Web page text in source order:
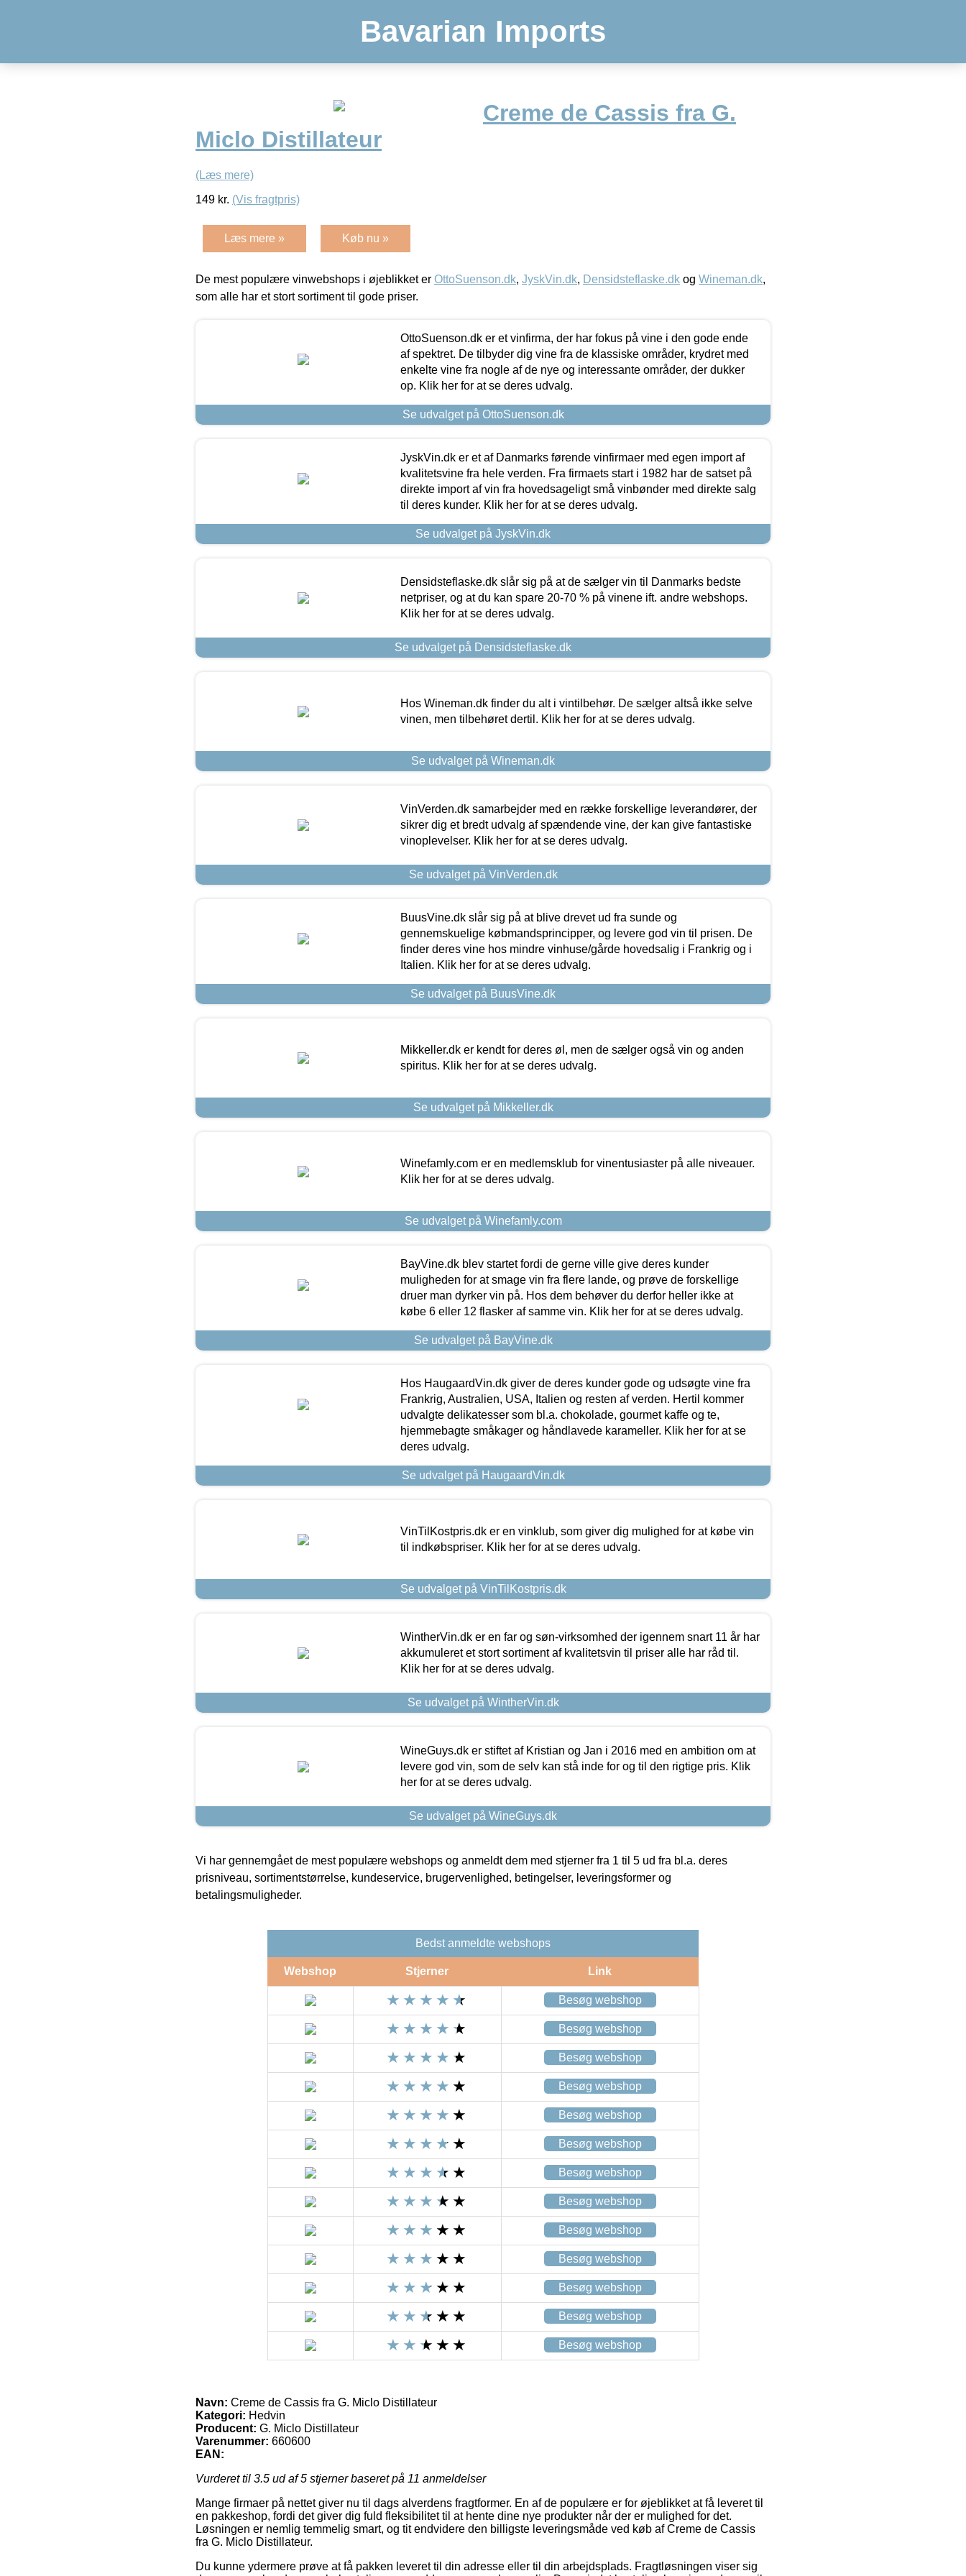
Bavarian Imports
Creme de Cassis fra G.
Miclo Distillateur
(Læs mere)
149 kr. (Vis fragtpris)
Læs mere » Køb nu »
De mest populære vinwebshops i øjeblikket er OttoSuenson.dk, JyskVin.dk, Densidsteflaske.dk og Wineman.dk,
som alle har et stort sortiment til gode priser.
OttoSuenson.dk er et vinfirma, der har fokus på vine i den gode ende
af spektret. De tilbyder dig vine fra de klassiske områder, krydret med
enkelte vine fra nogle af de nye og interessante områder, der dukker
op. Klik her for at se deres udvalg.
Se udvalget på OttoSuenson.dk
JyskVin.dk er et af Danmarks førende vinfirmaer med egen import af
kvalitetsvine fra hele verden. Fra firmaets start i 1982 har de satset på
direkte import af vin fra hovedsageligt små vinbønder med direkte salg
til deres kunder. Klik her for at se deres udvalg.
Se udvalget på JyskVin.dk
Densidsteflaske.dk slår sig på at de sælger vin til Danmarks bedste
netpriser, og at du kan spare 20-70 % på vinene ift. andre webshops.
Klik her for at se deres udvalg.
Se udvalget på Densidsteflaske.dk
Hos Wineman.dk finder du alt i vintilbehør. De sælger altså ikke selve
vinen, men tilbehøret dertil. Klik her for at se deres udvalg.
Se udvalget på Wineman.dk
VinVerden.dk samarbejder med en række forskellige leverandører, der
sikrer dig et bredt udvalg af spændende vine, der kan give fantastiske
vinoplevelser. Klik her for at se deres udvalg.
Se udvalget på VinVerden.dk
BuusVine.dk slår sig på at blive drevet ud fra sunde og
gennemskuelige købmandsprincipper, og levere god vin til prisen. De
finder deres vine hos mindre vinhuse/gårde hovedsalig i Frankrig og i
Italien. Klik her for at se deres udvalg.
Se udvalget på BuusVine.dk
Mikkeller.dk er kendt for deres øl, men de sælger også vin og anden
spiritus. Klik her for at se deres udvalg.
Se udvalget på Mikkeller.dk
Winefamly.com er en medlemsklub for vinentusiaster på alle niveauer.
Klik her for at se deres udvalg.
Se udvalget på Winefamly.com
BayVine.dk blev startet fordi de gerne ville give deres kunder
muligheden for at smage vin fra flere lande, og prøve de forskellige
druer man dyrker vin på. Hos dem behøver du derfor heller ikke at
købe 6 eller 12 flasker af samme vin. Klik her for at se deres udvalg.
Se udvalget på BayVine.dk
Hos HaugaardVin.dk giver de deres kunder gode og udsøgte vine fra
Frankrig, Australien, USA, Italien og resten af verden. Hertil kommer
udvalgte delikatesser som bl.a. chokolade, gourmet kaffe og te,
hjemmebagte småkager og håndlavede karameller. Klik her for at se
deres udvalg.
Se udvalget på HaugaardVin.dk
VinTilKostpris.dk er en vinklub, som giver dig mulighed for at købe vin
til indkøbspriser. Klik her for at se deres udvalg.
Se udvalget på VinTilKostpris.dk
WintherVin.dk er en far og søn-virksomhed der igennem snart 11 år har
akkumuleret et stort sortiment af kvalitetsvin til priser alle har råd til.
Klik her for at se deres udvalg.
Se udvalget på WintherVin.dk
WineGuys.dk er stiftet af Kristian og Jan i 2016 med en ambition om at
levere god vin, som de selv kan stå inde for og til den rigtige pris. Klik
her for at se deres udvalg.
Se udvalget på WineGuys.dk
Vi har gennemgået de mest populære webshops og anmeldt dem med stjerner fra 1 til 5 ud fra bl.a. deres
prisniveau, sortimentstørrelse, kundeservice, brugervenlighed, betingelser, leveringsformer og
betalingsmuligheder.
Bedst anmeldte webshops
Webshop Stjerner Link
Besøg webshop
Besøg webshop
Besøg webshop
Besøg webshop
Besøg webshop
Besøg webshop
Besøg webshop
Besøg webshop
Besøg webshop
Besøg webshop
Besøg webshop
Besøg webshop
Besøg webshop
Navn: Creme de Cassis fra G. Miclo Distillateur
Kategori: Hedvin
Producent: G. Miclo Distillateur
Varenummer: 660600
EAN:
Vurderet til 3.5 ud af 5 stjerner baseret på 11 anmeldelser
Mange firmaer på nettet giver nu til dags alverdens fragtformer. En af de populære er for øjeblikket at få leveret til
en pakkeshop, fordi det giver dig fuld fleksibilitet til at hente dine nye produkter når der er mulighed for det.
Løsningen er nemlig temmelig smart, og tit endvidere den billigste leveringsmåde ved køb af Creme de Cassis
fra G. Miclo Distillateur.
Du kunne ydermere prøve at få pakken leveret til din adresse eller til din arbejdsplads. Fragtløsningen viser sig